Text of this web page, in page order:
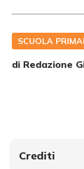
SCUOLA
di Redazione
Crediti